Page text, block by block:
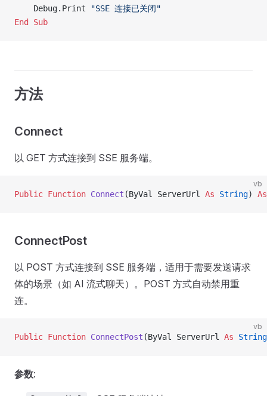
    Debug.Print
"SSE 连接已关闭"
End Sub
方法
Connect
以 GET 方式连接到 SSE 服务端。
vb
Public Function Connect (ByVal ServerUrl As String) As
ConnectPost
以 POST 方式连接到 SSE 服务端，适用于需要发送请求
体的场景（如 AI 流式聊天）。POST 方式自动禁用重
连。
vb
Public Function ConnectPost (ByVal ServerUrl As String
参数: